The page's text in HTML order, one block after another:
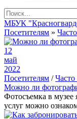
МБУК
Посетителям »
12
май
2022
Посетителям /
Можно ли
Фотосъемка в музее
услуг можно